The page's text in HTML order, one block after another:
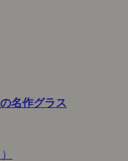
名作グラス